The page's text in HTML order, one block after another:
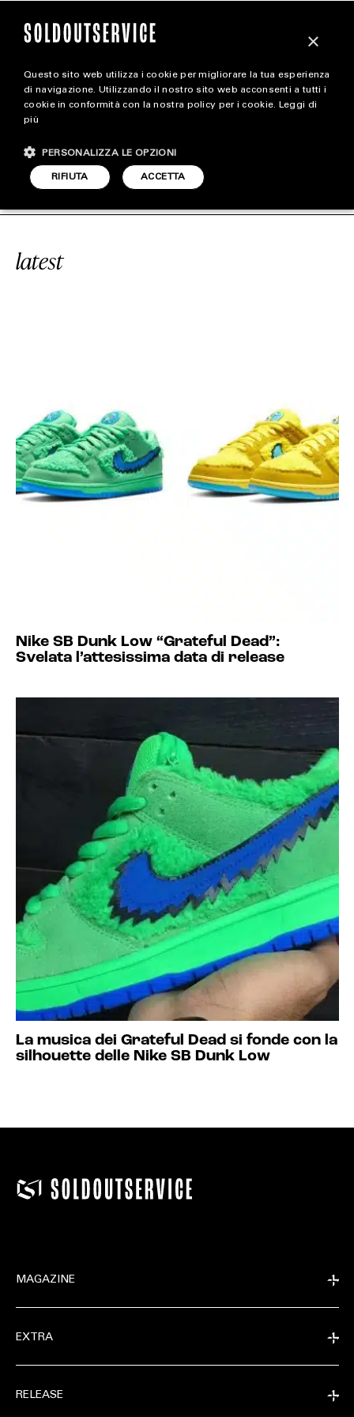
magazine
STYLE
FOOTWEAR
#GRATEFUL DEAD
latest
Nike SB Dunk Low “Grateful Dead”:
Svelata l’attesissima data di release
La musica dei Grateful Dead si fonde con la
silhouette delle Nike SB Dunk Low
MAGAZINE
EXTRA
RELEASE
×
Questo sito web utilizza i cookie per migliorare la tua esperienza
di navigazione. Utilizzando il nostro sito web acconsenti a tutti i
cookie in conformità con la nostra policy per i cookie. Leggi di
più
ACCETTA
RIFIUTA
PERSONALIZZA LE OPZIONI